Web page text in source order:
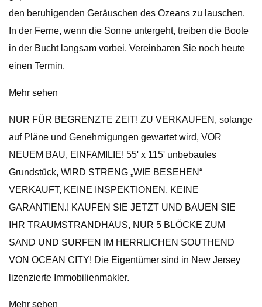
den beruhigenden Geräuschen des Ozeans zu lauschen.
In der Ferne, wenn die Sonne untergeht, treiben die Boote
in der Bucht langsam vorbei. Vereinbaren Sie noch heute
einen Termin.
Mehr sehen
NUR FÜR BEGRENZTE ZEIT! ZU VERKAUFEN, solange
auf Pläne und Genehmigungen gewartet wird, VOR
NEUEM BAU, EINFAMILIE! 55' x 115' unbebautes
Grundstück, WIRD STRENG „WIE BESEHEN“
VERKAUFT, KEINE INSPEKTIONEN, KEINE
GARANTIEN.! KAUFEN SIE JETZT UND BAUEN SIE
IHR TRAUMSTRANDHAUS, NUR 5 BLÖCKE ZUM
SAND UND SURFEN IM HERRLICHEN SOUTHEND
VON OCEAN CITY! Die Eigentümer sind in New Jersey
lizenzierte Immobilienmakler.
Mehr sehen